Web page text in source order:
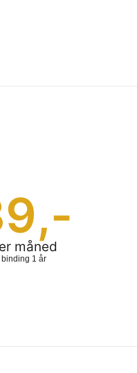
måned
,-
binding 1 år